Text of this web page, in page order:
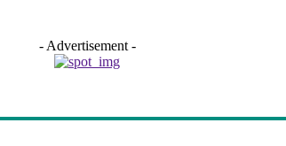
- Advertisement -